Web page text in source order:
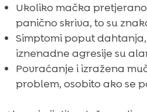
Ukoliko mačka
panično skriva, to su
Simptomi poput
iznenadne agresije su
Povraćanje i izražena
problem, osobito ako se